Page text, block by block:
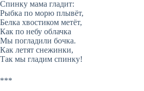
Спинку мама гладит:
Рыбка по морю плывёт,
Белка хвостиком метёт,
Как по небу облачкa
Мы погладили бочкa.
Как летят снежинки,
Так мы гладим спинку!
***